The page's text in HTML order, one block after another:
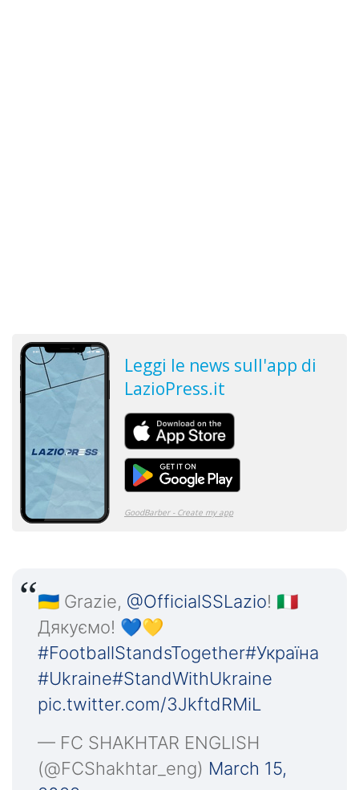
🇺🇦 Grazie, @OfficialSSLazio! 🇮🇹
Дякуємо! 💙💛
#FootballStandsTogether#Україна
#Ukraine#StandWithUkraine
pic.twitter.com/3JkftdRMiL
— FC SHAKHTAR ENGLISH
(@FCShakhtar_eng) March 15,